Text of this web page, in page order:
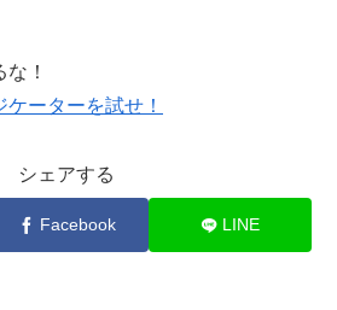
！
ーターを試せ！
シェアする
Facebook LINE